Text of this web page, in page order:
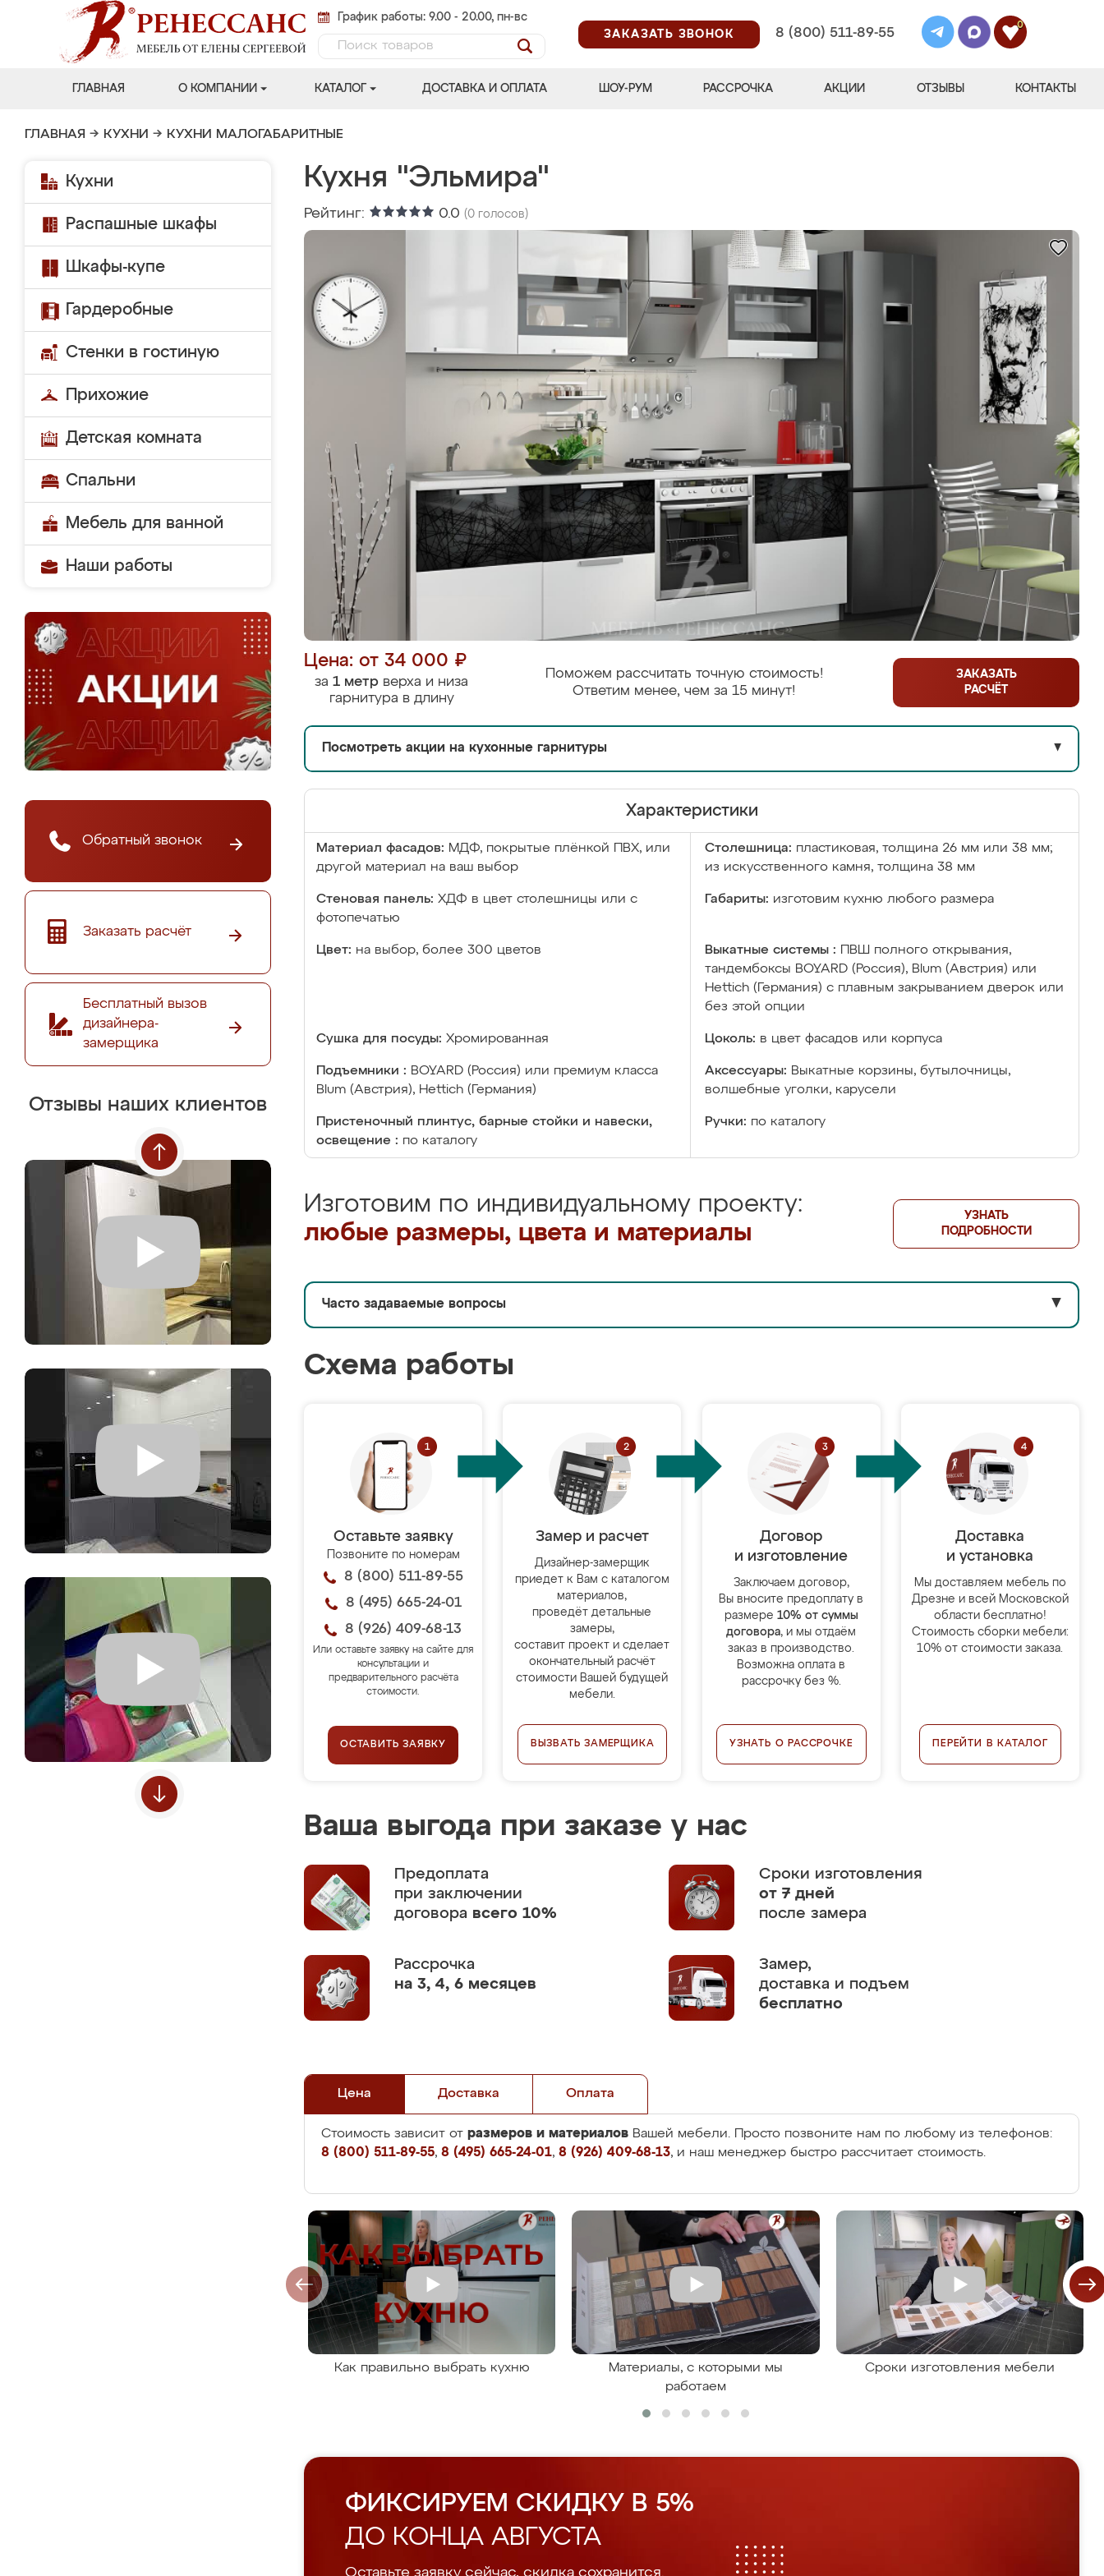
График работы: 9.00 - 20.00, пн-вс
ЗАКАЗАТЬ ЗВОНОК
8 (800) 511-89-55
0
ГЛАВНАЯ О КОМПАНИИ КАТАЛОГ ДОСТАВКА И ОПЛАТА ШОУ-РУМ РАССРОЧКА АКЦИИ ОТЗЫВЫ КОНТАКТЫ
ГЛАВНАЯ → КУХНИ → КУХНИ МАЛОГАБАРИТНЫЕ
Кухни
Распашные шкафы
Шкафы-купе
Гардеробные
Стенки в гостиную
Прихожие
Детская комната
Спальни
Мебель для ванной
Наши работы
Обратный звонок
Заказать расчёт
Бесплатный вызов
дизайнера-
замерщика
Отзывы наших клиентов
Кухня "Эльмира"
Рейтинг: 0.0 (0 голосов)
Цена: от 34 000 ₽
за 1 метр верха и низа
гарнитура в длину
Поможем рассчитать точную стоимость!
Ответим менее, чем за 15 минут!
ЗАКАЗАТЬ
РАСЧЁТ
Посмотреть акции на кухонные гарнитуры ▼
Характеристики
Материал фасадов: МДФ, покрытые плёнкой ПВХ, или
другой материал на ваш выбор
Столешница: пластиковая, толщина 26 мм или 38 мм;
из искусственного камня, толщина 38 мм
Стеновая панель: ХДФ в цвет столешницы или с
фотопечатью
Габариты: изготовим кухню любого размера
Цвет: на выбор, более 300 цветов Выкатные системы :
ПВШ полного открывания,
тандембоксы BOYARD (Россия), Blum (Австрия) или
Hettich (Германия) с плавным закрыванием дверок или
без этой опции
Сушка для посуды: Хромированная Цоколь: в цвет фасадов или корпуса
Подъемники : BOYARD (Россия) или премиум класса
Blum (Австрия), Hettich (Германия)
Аксессуары: Выкатные корзины, бутылочницы,
волшебные уголки, карусели
Пристеночный плинтус, барные стойки и навески,
освещение : по каталогу
Ручки: по каталогу
Изготовим по индивидуальному проекту:
любые размеры, цвета и материалы
УЗНАТЬ
ПОДРОБНОСТИ
Часто задаваемые вопросы ▼
Схема работы
Оставьте заявку
Позвоните по номерам
8 (800) 511-89-55
8 (495) 665-24-01
8 (926) 409-68-13
Или оставьте заявку на сайте для
консультации и
предварительного расчёта
стоимости.
ОСТАВИТЬ ЗАЯВКУ
Замер и расчет
Дизайнер-замерщик
приедет к Вам с каталогом
материалов,
проведёт детальные
замеры,
составит проект и сделает
окончательный расчёт
стоимости Вашей будущей
мебели.
ВЫЗВАТЬ ЗАМЕРЩИКА
Договор
и изготовление
Заключаем договор,
Вы вносите предоплату в
размере 10% от суммы
договора, и мы отдаём
заказ в производство.
Возможна оплата в
рассрочку без %.
УЗНАТЬ О РАССРОЧКЕ
Доставка
и установка
Мы доставляем мебель по
Дрезне и всей Московской
области бесплатно!
Стоимость сборки мебели:
10% от стоимости заказа.
ПЕРЕЙТИ В КАТАЛОГ
Ваша выгода при заказе у нас
Предоплата
при заключении
договора всего 10%
Сроки изготовления
от 7 дней
после замера
Рассрочка
на 3, 4, 6 месяцев
Замер,
доставка и подъем
бесплатно
Цена Доставка Оплата
Стоимость зависит от размеров и материалов Вашей мебели. Просто позвоните нам по любому из телефонов:
8 (800) 511-89-55, 8 (495) 665-24-01, 8 (926) 409-68-13, и наш менеджер быстро рассчитает стоимость.
Как правильно выбрать кухню
Материалы, с которыми мы
работаем
Сроки изготовления мебели
ФИКСИРУЕМ СКИДКУ В 5%
ДО КОНЦА АВГУСТА
Оставьте заявку сейчас, скидка сохранится.